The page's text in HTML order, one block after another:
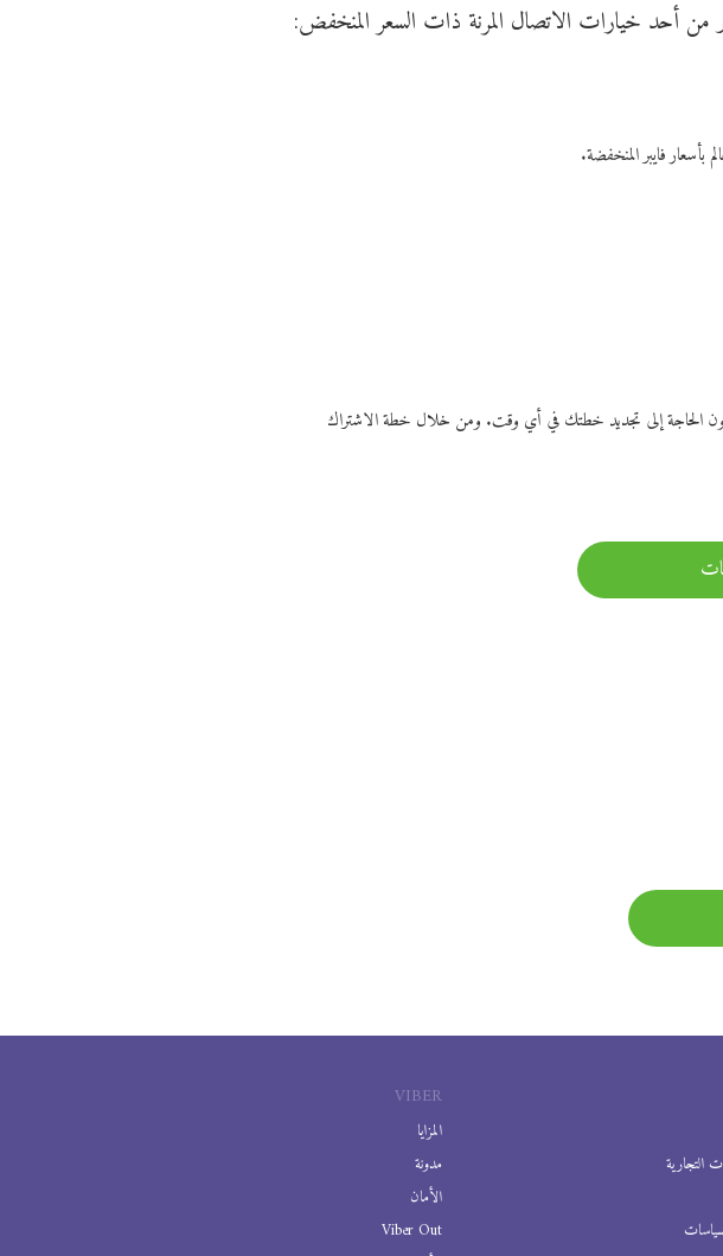
دون الحاجة إلى تجديد خطتك في أي وقت. ومن خلال خطة الاشتراك
VIBER
المزايا
مدونة
الأمان
Viber Out
التجارية